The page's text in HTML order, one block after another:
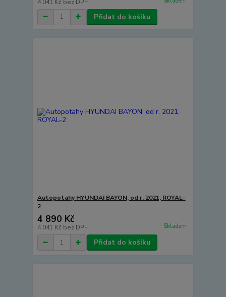
4 041 Kč bez DPH
Přidat do košíku
Autopotahy HYUNDAI BAYON, od r. 2021, ROYAL-
2
4 890 Kč
4 041 Kč bez DPH Skladem
Přidat do košíku